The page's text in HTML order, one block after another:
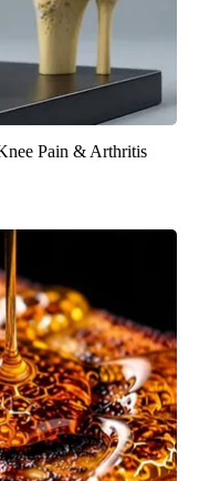
Pain & Arthritis